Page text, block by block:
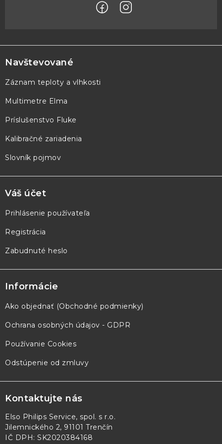
á
p
ä
e
Navštevované
Záznam teploty a vlhkosti
Multimetre Elma
Príslušenstvo Fluke
Kalibračné zariadenia
Slovník pojmov
Váš účet
Prihlásenie používateľa
Registrácia
Zabudnuté heslo
Informácie
Ako objednať (Obchodné podmienky)
Ochrana osobných údajov - GDPR
Používanie Cookies
Odstúpenie od zmluvy
Kontaktujte nás
Elso Philips Service, spol. s r.o.
Jilemnického 2, 91101 Trenčín
IČ DPH: SK2020384168